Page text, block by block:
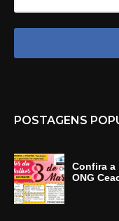
POSTAGENS
Confira a
ONG